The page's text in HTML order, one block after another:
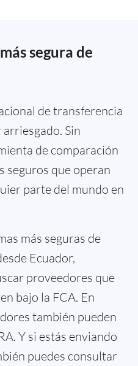
segura de
de transferencia
Sin
de comparación
seguros que operan
parte del mundo en
más seguras de
Ecuador,
proveedores que
bajo la FCA. En
también pueden
Y si estás enviando
puedes consultar